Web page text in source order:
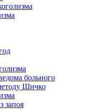
больного
Шичко
запоя